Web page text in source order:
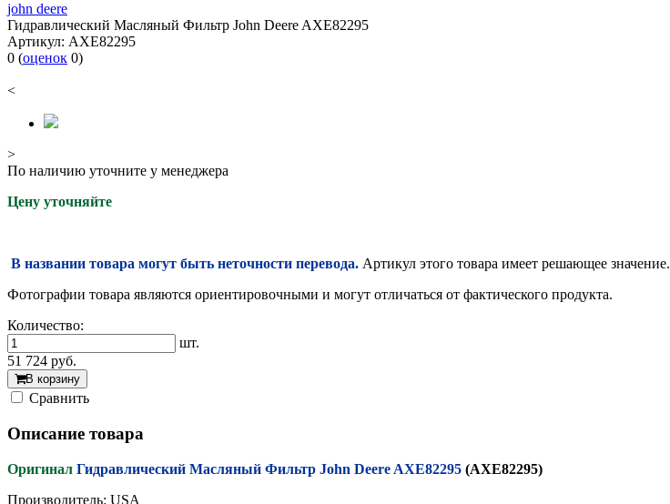
john deere
Гидравлический Масляный Фильтр John Deere AXE82295
Артикул: AXE82295
0 (оценок 0)
<
>
По наличию уточните у менеджера
Цену уточняйте
В названии товара могут быть неточности перевода. Артикул этого товара имеет решающее значение.
Фотографии товара являются ориентировочными и могут отличаться от фактического продукта.
Количество:
шт.
51 724 руб.
В корзину
Cравнить
Описание товара
Оригинал Гидравлический Масляный Фильтр John Deere AXE82295 (AXE82295)
Производитель: USA